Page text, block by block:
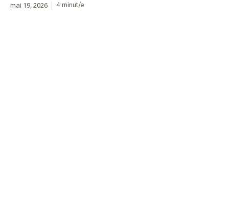
mai 19, 2026 4minut/e